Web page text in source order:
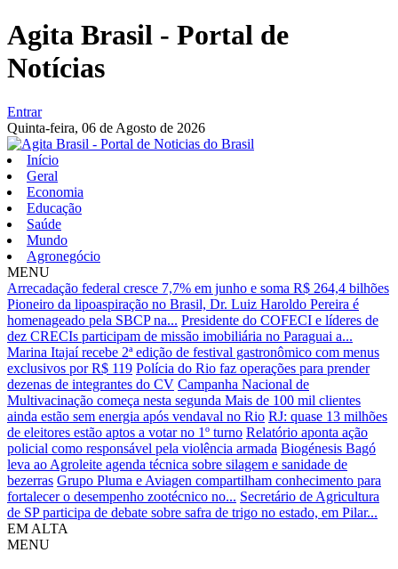
Agita Brasil - Portal de
Notícias
Entrar
Quinta-feira, 06 de Agosto de 2026
Início
Geral
Economia
Educação
Saúde
Mundo
Agronegócio
MENU
Arrecadação federal cresce 7,7% em junho e soma R$ 264,4 bilhões
Pioneiro da lipoaspiração no Brasil, Dr. Luiz Haroldo Pereira é
homenageado pela SBCP na... Presidente do COFECI e líderes de
dez CRECIs participam de missão imobiliária no Paraguai a...
Marina Itajaí recebe 2ª edição de festival gastronômico com menus
exclusivos por R$ 119 Polícia do Rio faz operações para prender
dezenas de integrantes do CV Campanha Nacional de
Multivacinação começa nesta segunda Mais de 100 mil clientes
ainda estão sem energia após vendaval no Rio RJ: quase 13 milhões
de eleitores estão aptos a votar no 1º turno Relatório aponta ação
policial como responsável pela violência armada Biogénesis Bagó
leva ao Agroleite agenda técnica sobre silagem e sanidade de
bezerras Grupo Pluma e Aviagen compartilham conhecimento para
fortalecer o desempenho zootécnico no... Secretário de Agricultura
de SP participa de debate sobre safra de trigo no estado, em Pilar...
EM ALTA
MENU